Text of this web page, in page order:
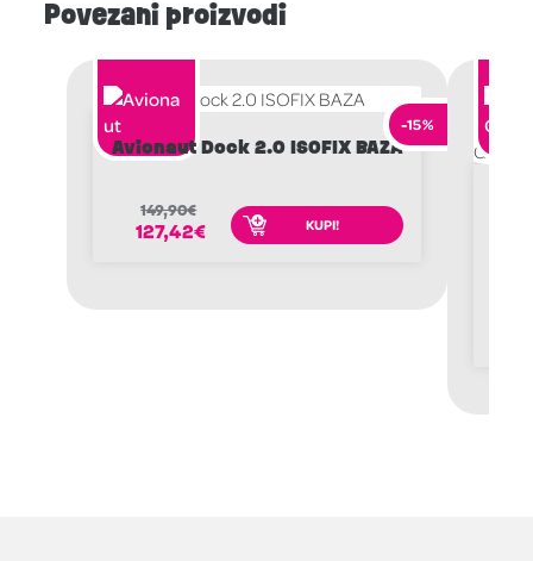
Povezani proizvodi
-15%
Avionaut Dock 2.0 ISOFIX BAZA
149,90€
127,42€ KUPI!